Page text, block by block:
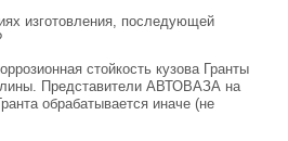
изготовления, последующей
стойкость кузова Гранты
Представители АВТОВАЗА на
обрабатывается иначе (не